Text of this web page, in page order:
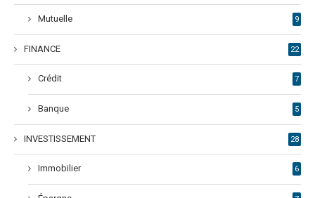
Mutuelle 9
FINANCE 22
Crédit 7
Banque 5
INVESTISSEMENT 28
Immobilier 6